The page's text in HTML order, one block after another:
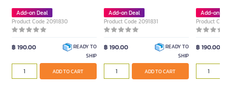
Add-on Deal
Product Code 2091830
฿ 190.00
READY TO
SHIP
ADD TO CART
Add-on Deal
Product Code 2091831
฿ 190.00
READY TO
SHIP
ADD TO CART
Add-on
Product
฿ 190.00